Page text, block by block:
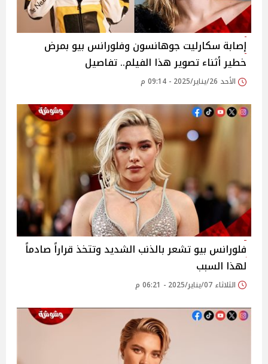
إصابة سكارليت جوهانسون وفلورانس بيو بمرض
خطير أثناء تصوير هذا الفيلم.. تفاصيل
الأحد 26/يناير/2025 - 09:14 م
فلورانس بيو تشعر بالذنب الشديد وتتخذ قراراً صادماً
لهذا السبب
الثلاثاء 07/يناير/2025 - 06:21 م